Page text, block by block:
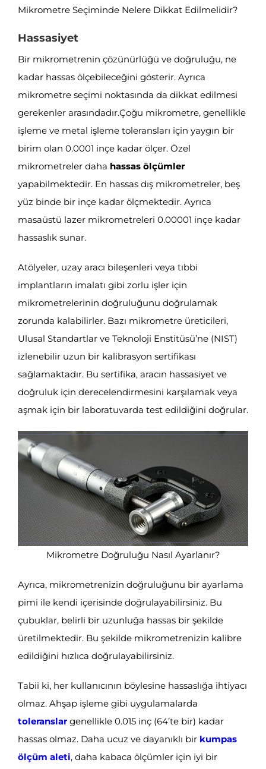
Mikrometre Seçiminde Nelere Dikkat Edilmelidir?
Hassasiyet
Bir mikrometrenin çözünürlüğü ve doğruluğu, ne
kadar hassas ölçebileceğini gösterir. Ayrıca
mikrometre seçimi noktasında da dikkat edilmesi
gerekenler arasındadır.Çoğu mikrometre, genellikle
işleme ve metal işleme toleransları için yaygın bir
birim olan 0.0001 inçe kadar ölçer. Özel
mikrometreler daha hassas ölçümler
yapabilmektedir. En hassas dış mikrometreler, beş
yüz binde bir inçe kadar ölçmektedir. Ayrıca
masaüstü lazer mikrometreleri 0.00001 inçe kadar
hassaslık sunar.
Atölyeler, uzay aracı bileşenleri veya tıbbi
implantların imalatı gibi zorlu işler için
mikrometrelerinin doğruluğunu doğrulamak
zorunda kalabilirler. Bazı mikrometre üreticileri,
Ulusal Standartlar ve Teknoloji Enstitüsü’ne (NIST)
izlenebilir uzun bir kalibrasyon sertifikası
sağlamaktadır. Bu sertifika, aracın hassasiyet ve
doğruluk için derecelendirmesini karşılamak veya
aşmak için bir laboratuvarda test edildiğini doğrular.
Mikrometre Doğruluğu Nasıl Ayarlanır?
Ayrıca, mikrometrenizin doğruluğunu bir ayarlama
pimi ile kendi içerisinde doğrulayabilirsiniz. Bu
çubuklar, belirli bir uzunluğa hassas bir şekilde
üretilmektedir. Bu şekilde mikrometrenizin kalibre
edildiğini hızlıca doğrulayabilirsiniz.
Tabii ki, her kullanıcının böylesine hassaslığa ihtiyacı
olmaz. Ahşap işleme gibi uygulamalarda
toleranslar genellikle 0.015 inç (64’te bir) kadar
hassas olmaz. Daha ucuz ve dayanıklı bir kumpas
ölçüm aleti, daha kabaca ölçümler için iyi bir